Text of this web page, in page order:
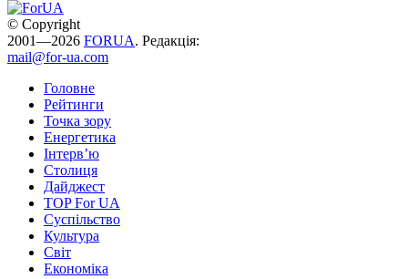
© Copyright
2001—2026 FORUA. Редакція:
mail@for-ua.com
Головне
Рейтинги
Точка зору
Енергетика
Інтерв’ю
Столиця
Дайджест
TOP For UA
Суспiльство
Культура
Світ
Економіка